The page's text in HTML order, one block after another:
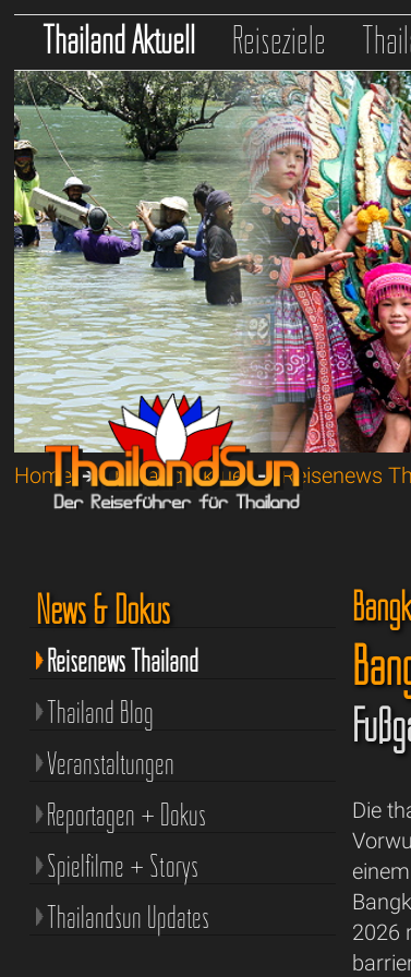
Thailand Aktuell Reiseziele
Home➔Thailand Aktuell➔Reisenews
Die
2026
News & Dokus
Reisenews Thailand
Thailand Blog
Veranstaltungen
Reportagen + Dokus
Spielfilme + Storys
Thailandsun Updates